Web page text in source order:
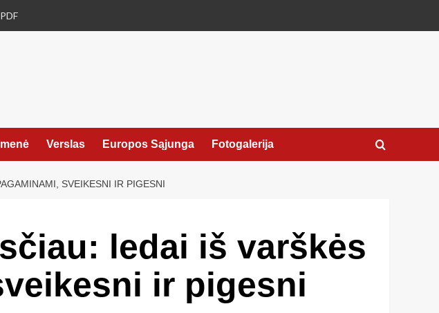
PDF
Verslas Europos Sąjunga Fotogalerija
SVEIKESNI IR PIGESNI
ledai iš varškės
ir pigesni